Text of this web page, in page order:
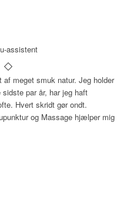
assistent
meget smuk natur. Jeg holder
par år, har jeg haft
Hvert skridt gør ondt.
og Massage hjælper mig